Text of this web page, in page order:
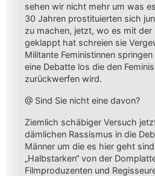
sehen wir nicht mehr um was
30 Jahren prostituierten sich
zu machen, jetzt, wo es mit
geklappt hat schreien sie
Militante Feministinnen
eine Debatte los die den
zurückwerfen wird.
@ Sind Sie nicht eine davon?
Ziemlich schäbiger Versuch
dämlichen Rassismus in die
Männer um die es hier geht
„Halbstarken“ von der
Filmproduzenten und